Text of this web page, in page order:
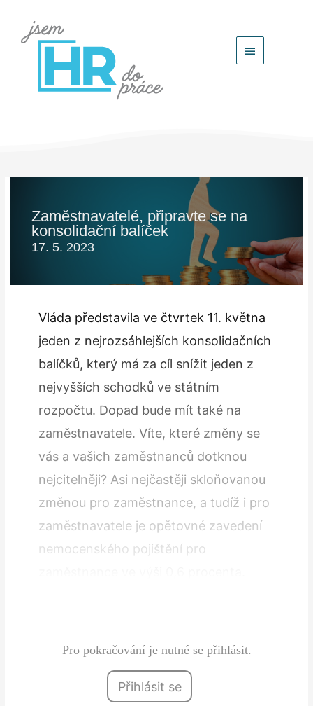
Hlavní
Zaměstnavatelé, připravte se na
konsolidační balíček
17. 5. 2023
Vláda představila ve čtvrtek 11. května
jeden z nejrozsáhlejších konsolidačních
balíčků, který má za cíl snížit jeden z
nejvyšších schodků ve státním
rozpočtu. Dopad bude mít také na
zaměstnavatele. Víte, které změny se
vás a vašich zaměstnanců dotknou
nejcitelněji? Asi nejčastěji skloňovanou
změnou pro zaměstnance, a tudíž i pro
zaměstnavatele je opětovné zavedení
nemocenského pojištění pro
Pro pokračování je nutné se přihlásit.
Přihlásit se